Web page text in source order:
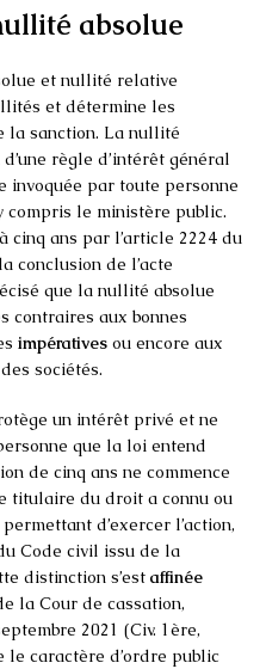
absolue
et nullité relative
et détermine les
la sanction. La nullité
règle d’intérêt général
invoquée par toute personne
compris le ministère public.
cinq ans par l’article 2224 du
conclusion de l’acte
que la nullité absolue
contraires aux bonnes
impératives ou encore aux
sociétés.
un intérêt privé et ne
que la loi entend
de cinq ans ne commence
titulaire du droit a connu ou
d’exercer l’action,
Code civil issu de la
distinction s’est affinée
la Cour de cassation,
2021 (Civ. 1ère,
le caractère d’ordre public